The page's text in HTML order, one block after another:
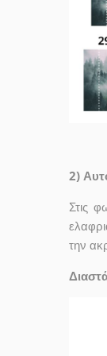
2)
Στις
την